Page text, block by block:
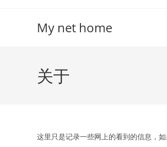
My net home
关于
这里只是记录一些网上的看到的信息，